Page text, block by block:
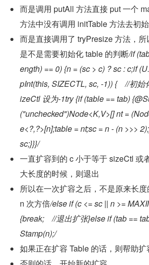
而是调用 putAll 方法直接 put 一个
方法中没有调用 initTable 方法去初
而是直接调用了 tryPresize 方法，
是不是需要初始化 table 的判断/if
ength) == 0) {n = (sc > c) ? sc : c;if
pInt(this, SIZECTL, sc, -1)) {    //初
izeCtl 设为-1try {if (table == tab)
("unchecked")Node<K,V>[] nt =
e<?,?>[n];table = nt;sc = n - (n >>>
sc;}}}/
一直扩容到的 c 小于等于 sizeCtl 或
大长度的时候，则退出
所以在一次扩容之后，不是原来长
n 次方倍/else if (c <= sc || n >=
{break;    //退出扩张}else if (tab ==
Stamp(n);/
如果正在扩容 Table 的话，则帮助扩